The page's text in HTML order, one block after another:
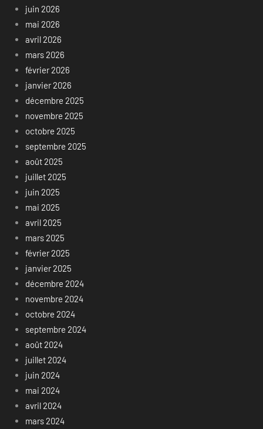
juin 2026
mai 2026
avril 2026
mars 2026
février 2026
janvier 2026
décembre 2025
novembre 2025
octobre 2025
septembre 2025
août 2025
juillet 2025
juin 2025
mai 2025
avril 2025
mars 2025
février 2025
janvier 2025
décembre 2024
novembre 2024
octobre 2024
septembre 2024
août 2024
juillet 2024
juin 2024
mai 2024
avril 2024
mars 2024